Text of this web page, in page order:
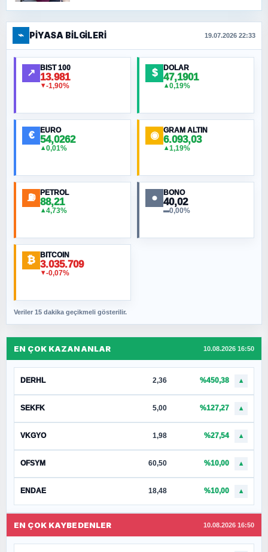
⌁ PIYASA BILGILERI 19.07.2026 22:33
↗ BIST 100
13.981
▼-1,90%
$ DOLAR
47,1901
▲0,19%
€ EURO
54,0262
▲0,01%
◉ GRAM ALTIN
6.093,03
▲1,19%
⛽ PETROL
88,21
▲4,73%
● BONO
40,02
▬0,00%
₿ BITCOIN
3.035.709
▼-0,07%
Veriler 15 dakika geçikmeli gösterilir.
EN ÇOK KAZANANLAR 10.08.2026 16:50
DERHL 2,36 %450,38 ▲
SEKFK 5,00 %127,27 ▲
VKGYO 1,98 %27,54 ▲
OFSYM 60,50 %10,00 ▲
ENDAE 18,48 %10,00 ▲
EN ÇOK KAYBEDENLER 10.08.2026 16:50